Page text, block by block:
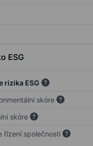
ESG
rizika ESG
skóre
skóre
řízení společnosti